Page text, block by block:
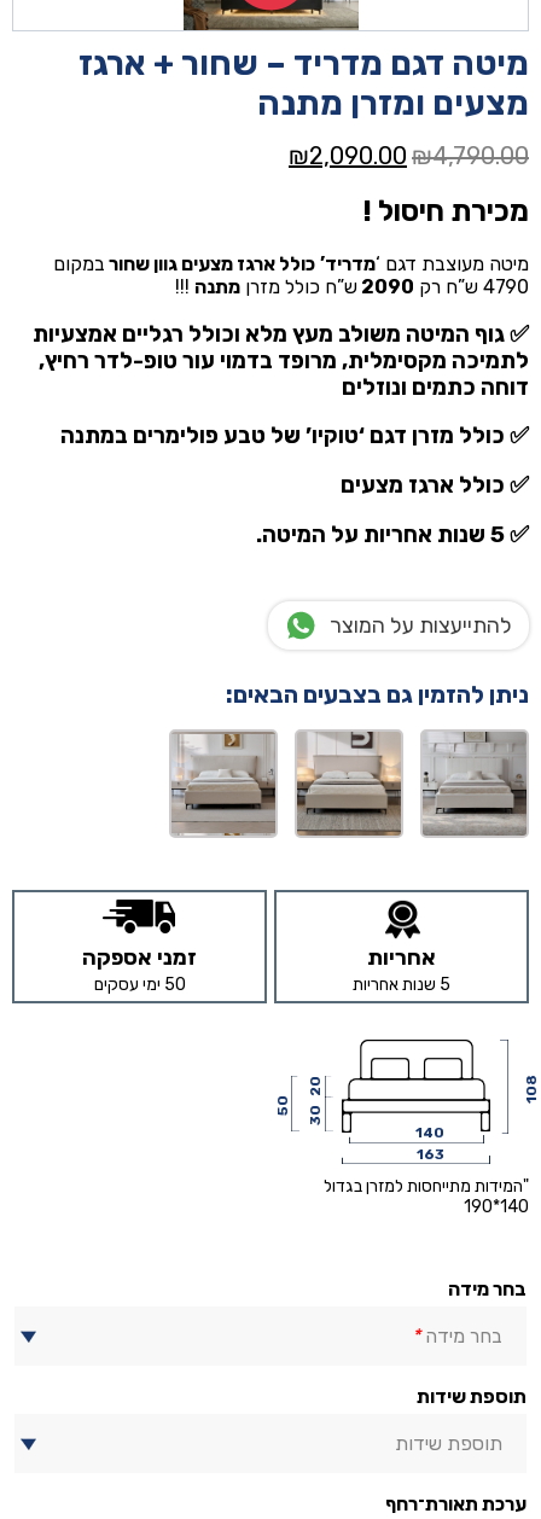
מיטה דגם מדריד – שחור + ארגז
מצעים ומזרן מתנה
₪4,790.00
המחיר
היה:
₪2,090.00
מכירת חיסול !
מיטה מעוצבת דגם ‘מדריד’ כולל ארגז מצעים גוון שחור במקום
4790 ש”ח רק
2090 ש”ח כולל מזרן מתנה !!!
✅ גוף המיטה משולב מעץ מלא וכולל רגליים אמצעיות
לתמיכה מקסימלית, מרופד בדמוי עור טופ-לדר רחיץ,
דוחה כתמים ונוזלים
✅ כולל מזרן דגם ‘טוקיו’ של טבע פולימרים במתנה
✅ כולל ארגז מצעים
✅ 5 שנות אחריות על המיטה.
להתייעצות על המוצר
ניתן להזמין גם בצבעים הבאים:
אחריות
5 שנות אחריות
זמני אספקה
50 ימי עסקים
108
140
163
30
20
50
"המידות מתייחסות למזרן בגדול
140*190
בחר מידה
בחר מידה*
תוספת שידות
תוספת שידות
ערכת תאורת־רחף